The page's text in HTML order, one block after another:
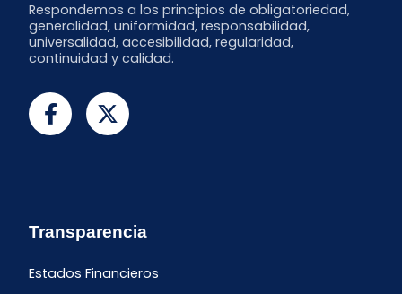
Respondemos a los principios de obligatoriedad,
generalidad, uniformidad, responsabilidad,
universalidad, accesibilidad, regularidad,
continuidad y calidad.
Transparencia
Estados Financieros